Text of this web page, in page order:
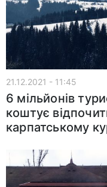
21.12.2021 - 11:45
6 мільйонів
коштує
карпатському